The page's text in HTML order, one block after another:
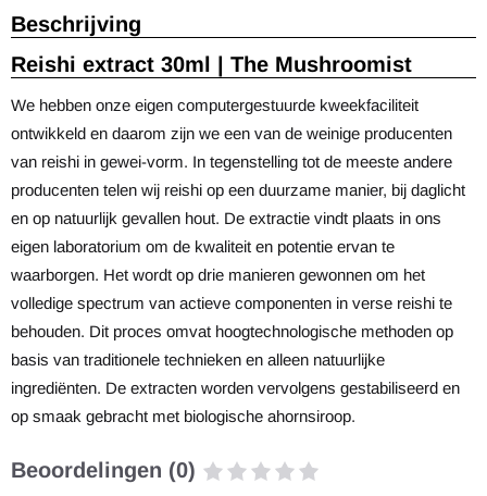
Beschrijving
Reishi extract 30ml | The Mushroomist
We hebben onze eigen computergestuurde kweekfaciliteit
ontwikkeld en daarom zijn we een van de weinige producenten
van reishi in gewei-vorm. In tegenstelling tot de meeste andere
producenten telen wij reishi op een duurzame manier, bij daglicht
en op natuurlijk gevallen hout. De extractie vindt plaats in ons
eigen laboratorium om de kwaliteit en potentie ervan te
waarborgen. Het wordt op drie manieren gewonnen om het
volledige spectrum van actieve componenten in verse reishi te
behouden. Dit proces omvat hoogtechnologische methoden op
basis van traditionele technieken en alleen natuurlijke
ingrediënten. De extracten worden vervolgens gestabiliseerd en
op smaak gebracht met biologische ahornsiroop.
Beoordelingen (0)